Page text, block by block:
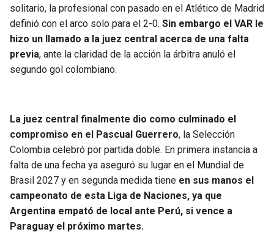
solitario, la profesional con pasado en el Atlético de Madrid
definió con el arco solo para el 2-0. Sin embargo el VAR le
hizo un llamado a la juez central acerca de una falta
previa, ante la claridad de la acción la árbitra anuló el
segundo gol colombiano.
La juez central finalmente dio como culminado el
compromiso en el Pascual Guerrero, la Selección
Colombia celebró por partida doble. En primera instancia a
falta de una fecha ya aseguró su lugar en el Mundial de
Brasil 2027 y en segunda medida tiene en sus manos el
campeonato de esta Liga de Naciones, ya que
Argentina empató de local ante Perú, si vence a
Paraguay el próximo martes.